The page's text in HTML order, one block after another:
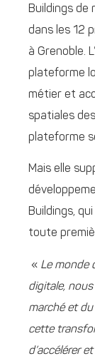
Buildings de
dans les 12
à Grenoble.
plateforme
métier et
spatiales
plateforme
Mais elle
Buildings,
toute
« Le monde
digitale,
marché et
cette
d’accélérer